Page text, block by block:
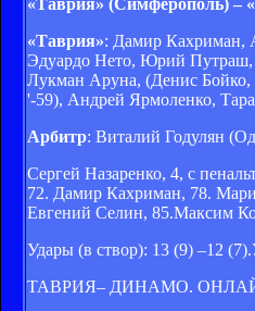
«Таврия»: Дамир Кахриман,
Эдуардо Нето, Юрий Путраш,
Лукман Аруна, (Денис
'-59), Андрей Ярмоленко,
Арбитр: Виталий Годулян
Сергей Назаренко, 4, с
72. Дамир Кахриман, 78.
Евгений Селин, 85.Максим
Удары (в створ): 13 (9) –12
ТАВРИЯ– ДИНАМО.